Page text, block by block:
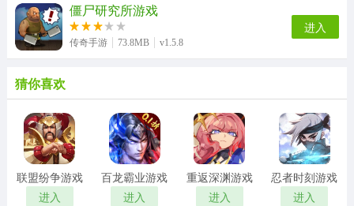
僵尸研究所游戏
传奇手游 73.8MB v1.5.8
进入
猜你喜欢
联盟纷争游戏
进入
百龙霸业游戏
进入
重返深渊游戏
进入
忍者时刻游戏
进入